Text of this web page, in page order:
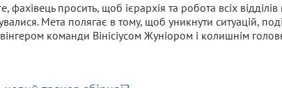
фахівець просить, щоб ієрархія та робота всіх
Мета полягає в тому, щоб уникнути ситуацій,
команди Вінісіусом Жуніором і колишнім